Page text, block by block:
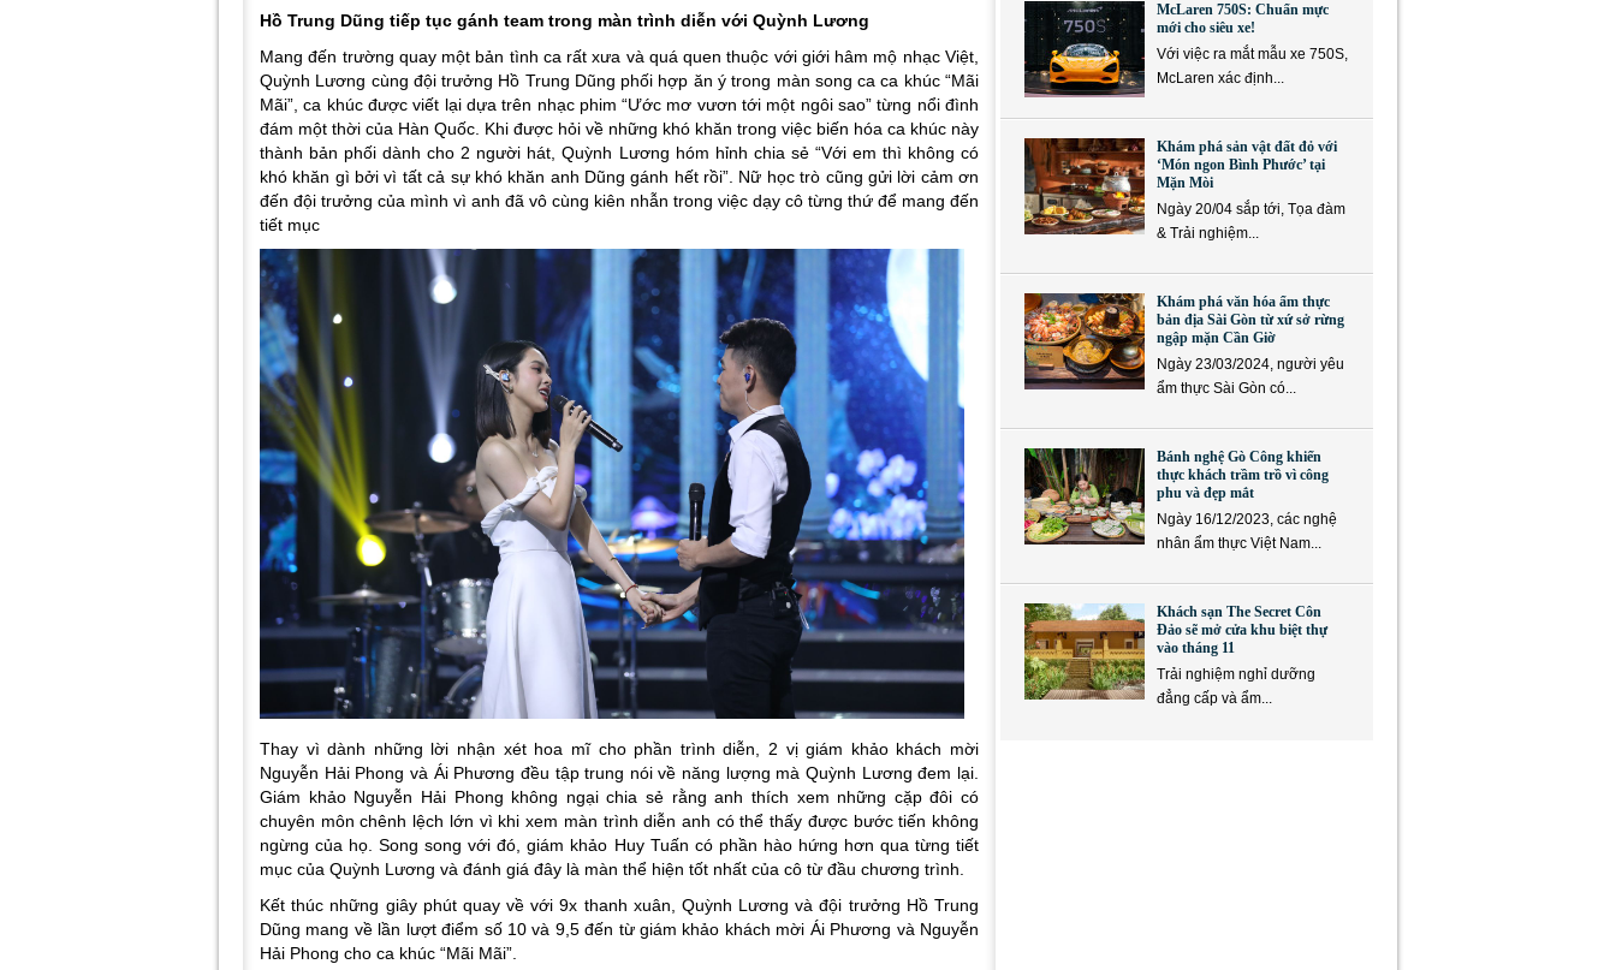
Hồ Trung Dũng tiếp tục gánh team trong màn trình diễn với Quỳnh Lương
Mang đến trường quay một bản tình ca rất xưa và quá quen thuộc với giới hâm mộ nhạc Việt,
Quỳnh Lương cùng đội trưởng Hồ Trung Dũng phối hợp ăn ý trong màn song ca ca khúc “Mãi
Mãi”, ca khúc được viết lại dựa trên nhạc phim “Ước mơ vươn tới một ngôi sao” từng nổi đình
đám một thời của Hàn Quốc. Khi được hỏi về những khó khăn trong việc biến hóa ca khúc này
thành bản phối dành cho 2 người hát, Quỳnh Lương hóm hỉnh chia sẻ “Với em thì không có
khó khăn gì bởi vì tất cả sự khó khăn anh Dũng gánh hết rồi”. Nữ học trò cũng gửi lời cảm ơn
đến đội trưởng của mình vì anh đã vô cùng kiên nhẫn trong việc dạy cô từng thứ để mang đến
tiết mục
Thay vì dành những lời nhận xét hoa mĩ cho phần trình diễn, 2 vị giám khảo khách mời
Nguyễn Hải Phong và Ái Phương đều tập trung nói về năng lượng mà Quỳnh Lương đem lại.
Giám khảo Nguyễn Hải Phong không ngại chia sẻ rằng anh thích xem những cặp đôi có
chuyên môn chênh lệch lớn vì khi xem màn trình diễn anh có thể thấy được bước tiến không
ngừng của họ. Song song với đó, giám khảo Huy Tuấn có phần hào hứng hơn qua từng tiết
mục của Quỳnh Lương và đánh giá đây là màn thể hiện tốt nhất của cô từ đầu chương trình.
Kết thúc những giây phút quay về với 9x thanh xuân, Quỳnh Lương và đội trưởng Hồ Trung
Dũng mang về lần lượt điểm số 10 và 9,5 đến từ giám khảo khách mời Ái Phương và Nguyễn
Hải Phong cho ca khúc “Mãi Mãi”.
McLaren 750S: Chuẩn mực
mới cho siêu xe!
Với việc ra mắt mẫu xe 750S,
McLaren xác định...
Khám phá sản vật đất đỏ với
‘Món ngon Bình Phước’ tại
Mặn Mòi
Ngày 20/04 sắp tới, Tọa đàm
& Trải nghiệm...
Khám phá văn hóa ẩm thực
bản địa Sài Gòn từ xứ sở rừng
ngập mặn Cần Giờ
Ngày 23/03/2024, người yêu
ẩm thực Sài Gòn có...
Bánh nghệ Gò Công khiến
thực khách trầm trồ vì công
phu và đẹp mắt
Ngày 16/12/2023, các nghệ
nhân ẩm thực Việt Nam...
Khách sạn The Secret Côn
Đảo sẽ mở cửa khu biệt thự
vào tháng 11
Trải nghiệm nghỉ dưỡng
đẳng cấp và ẩm...